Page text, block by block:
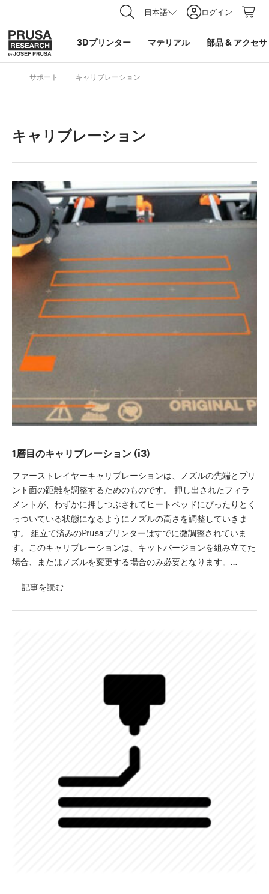
日本語 ログイン
3Dプリンター マテリアル 部品& アクセ
サポート キャリブレーション
キャリブレーション
1層目のキャリブレーション (i3)
ファーストレイヤーキャリブレーションは、ノズルの先端とプリ
ント面の距離を調整するためのものです。 押し出されたフィラ
メントが、わずかに押しつぶされてヒートベッドにぴったりとく
っついている状態になるようにノズルの高さを調整していきま
す。 組立て済みのPrusaプリンターはすでに微調整されていま
す。このキャリブレーションは、キットバージョンを組み立てた
場合、またはノズルを変更する場合のみ必要となります。…
記事を読む